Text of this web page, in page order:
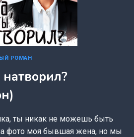
РОМАН
ты никак не можешь быть
фото моя бывшая жена, но мы